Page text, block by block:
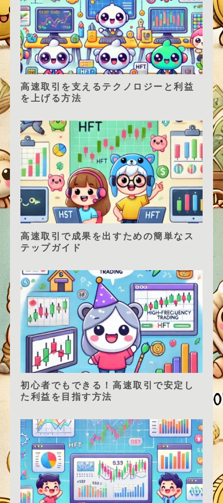
高速取引を支えるテクノロジーと利益
を上げる方法
高速取引で成果を出すための簡単なス
テップガイド
初心者でもできる！高速取引で安定し
た利益を目指す方法